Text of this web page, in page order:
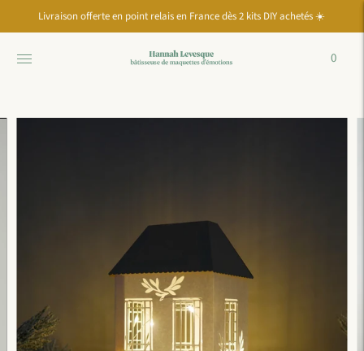
Passer à la
diapositive
du
Livraison offerte en point relais en France dès 2 kits DIY achetés ☀️
0